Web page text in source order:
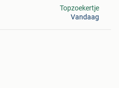
Topzoekertje
Vandaag